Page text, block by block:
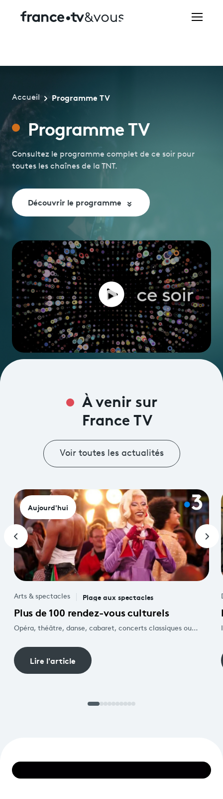
connexion
Avantages fidélité
À la une
Participer et assister à une émission
À votre écoute
Productions et innovation
Programme
Accueil Programme TV
Programme TV
Consultez le programme complet de ce soir pour
toutes les chaînes de la TNT.
Découvrir le programme
À venir sur
France TV
Voir toutes les actualités
Aujourd'hui
Arts & spectacles Plage aux spectacles
Plus de 100 rendez-vous culturels
Opéra, théâtre, danse, cabaret, concerts classiques ou
Lire l'article